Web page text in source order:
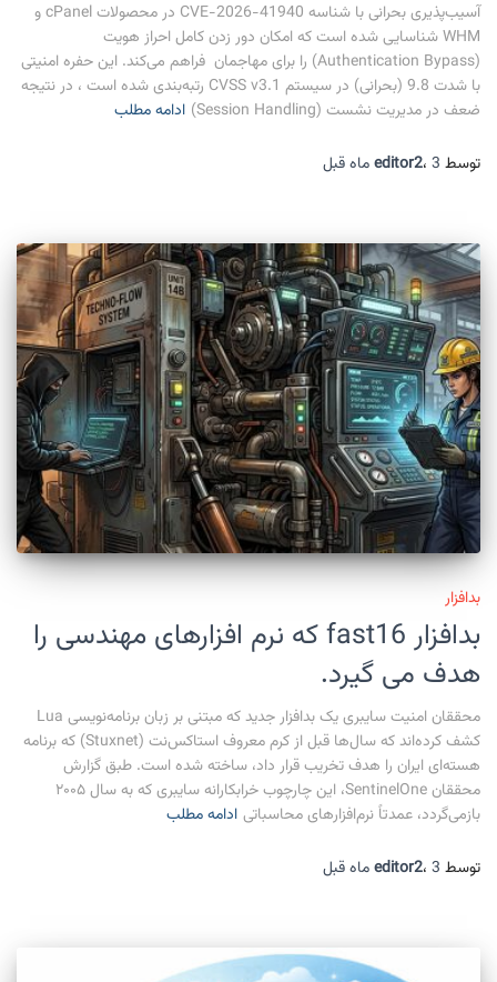
آسیب‌پذیری بحرانی با شناسه CVE-2026-41940 در محصولات cPanel و
WHM شناسایی شده است که امکان دور زدن کامل احراز هویت
(Authentication Bypass) را برای مهاجمان فراهم می‌کند. این حفره امنیتی
با شدت 9.8 (بحرانی) در سیستم CVSS v3.1 رتبه‌بندی شده است ، در نتیجه
ضعف در مدیریت نشست (Session Handling)
ادامه مطلب
توسط editor2، 3 ماه قبل
بدافزار
بدافزار fast16 که نرم افزارهای مهندسی را
هدف می گیرد.
محققان امنیت سایبری یک بدافزار جدید که مبتنی بر زبان برنامه‌نویسی Lua
کشف کرده‌اند که سال‌ها قبل از کرم معروف استاکس‌نت (Stuxnet) که برنامه
هسته‌ای ایران را هدف تخریب قرار داد، ساخته شده است. طبق گزارش
محققان SentinelOne، این چارچوب خرابکارانه سایبری که به سال ۲۰۰۵
بازمی‌گردد، عمدتاً نرم‌افزارهای محاسباتی ادامه مطلب
توسط editor2، 3 ماه قبل